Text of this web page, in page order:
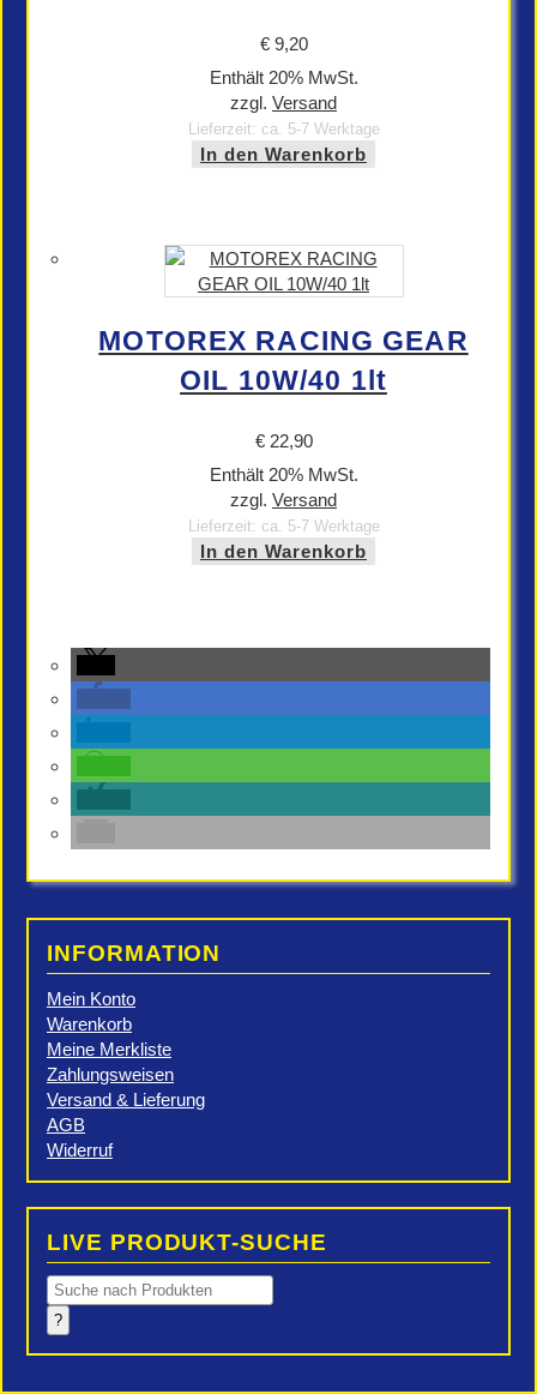
€9,20
Enthält 20% MwSt.
zzgl. Versand
Lieferzeit: ca. 5-7 Werktage
In den Warenkorb
MOTOREX RACING GEAR
OIL 10W/40 1lt
€22,90
Enthält 20% MwSt.
zzgl. Versand
Lieferzeit: ca. 5-7 Werktage
In den Warenkorb
INFORMATION
Mein Konto
Warenkorb
Meine Merkliste
Zahlungsweisen
Versand & Lieferung
AGB
Widerruf
LIVE PRODUKT-SUCHE
Products
search
?